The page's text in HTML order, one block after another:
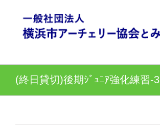
content
(終日貸切)後期ｼﾞｭﾆｱ強化練習-3